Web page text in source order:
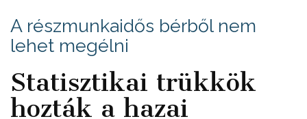
A részmunkaidős bérből nem
lehet megélni
Statisztikai trükkök
hozták a hazai